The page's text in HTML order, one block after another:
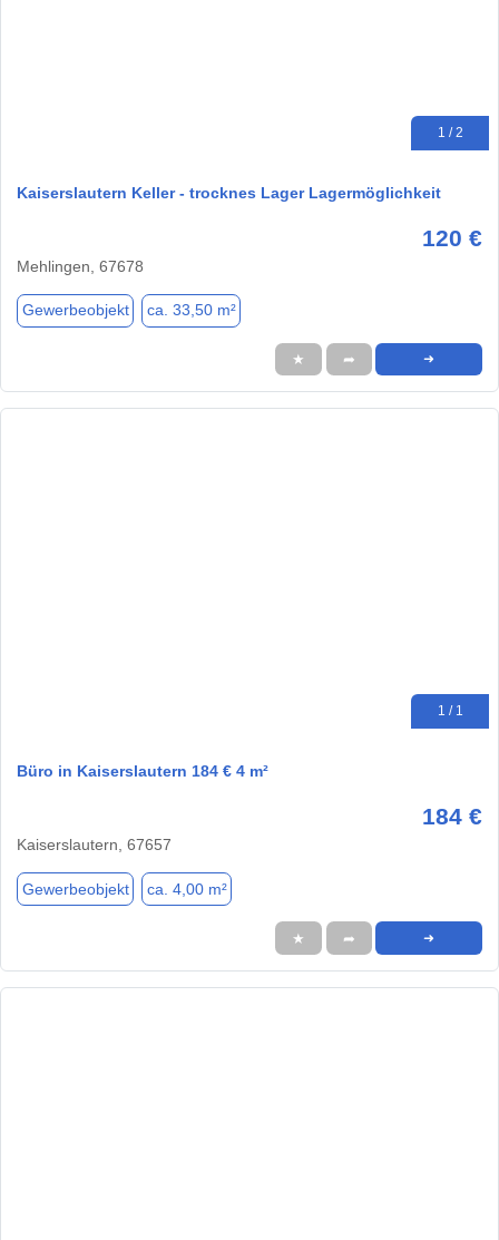
1 / 2
Kaiserslautern Keller - trocknes Lager Lagermöglichkeit
120 €
Mehlingen, 67678
Gewerbeobjekt ca. 33,50 m²
★ ➦ ➜
1 / 1
Büro in Kaiserslautern 184 € 4 m²
184 €
Kaiserslautern, 67657
Gewerbeobjekt ca. 4,00 m²
★ ➦ ➜